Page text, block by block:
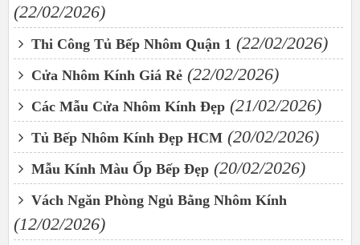
(22/02/2026)
Thi Công Tủ Bếp Nhôm Quận 1 (22/02/2026)
Cửa Nhôm Kính Giá Rẻ (22/02/2026)
Các Mẫu Cửa Nhôm Kính Đẹp (21/02/2026)
Tủ Bếp Nhôm Kính Đẹp HCM (20/02/2026)
Mẫu Kính Màu Ốp Bếp Đẹp (20/02/2026)
Vách Ngăn Phòng Ngủ Bằng Nhôm Kính
(12/02/2026)